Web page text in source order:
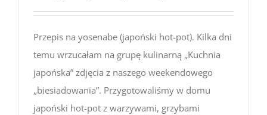
Przepis na yosenabe (japoński hot-pot). Kilka dni
temu wrzucałam na grupę kulinarną „Kuchnia
japońska” zdjęcia z naszego weekendowego
„biesiadowania”. Przygotowaliśmy w domu
japoński hot-pot z warzywami, grzybami